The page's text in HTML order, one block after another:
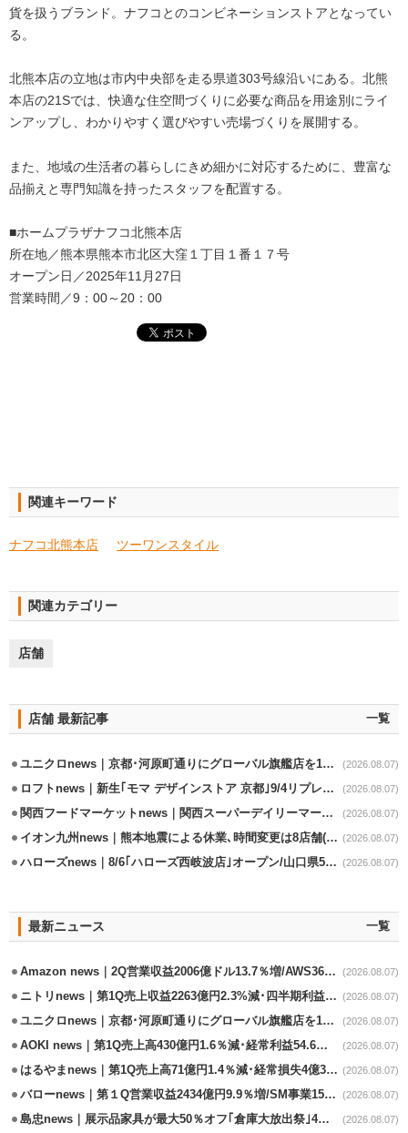
貨を扱うブランド。ナフコとのコンビネーションストアとなってい
る。
北熊本店の立地は市内中央部を走る県道303号線沿いにある。北熊
本店の21Sでは、快適な住空間づくりに必要な商品を用途別にライ
ンアップし、わかりやすく選びやすい売場づくりを展開する。
また、地域の生活者の暮らしにきめ細かに対応するために、豊富な
品揃えと専門知識を持ったスタッフを配置する。
■ホームプラザナフコ北熊本店
所在地／熊本県熊本市北区大窪１丁目１番１７号
オープン日／2025年11月27日
営業時間／9：00～20：00
関連キーワード
ナフコ北熊本店 ツーワンスタイル
関連カテゴリー
店舗
店舗 最新記事 一覧
ユニクロnews｜京都･河原町通りにグローバル旗艦店を11/6開設 (2026.08.07)
ロフトnews｜新生｢モマ デザインストア 京都｣9/4リプレイスオープン (2026.08.07)
関西フードマーケットnews｜関西スーパーデイリーマート蒲生店8/7改装 (2026.08.07)
イオン九州news｜熊本地震による休業､時間変更は8店舗(8/7時点) (2026.08.07)
ハローズnews｜8/6｢ハローズ西岐波店｣オープン/山口県5店舗目 (2026.08.07)
最新ニュース 一覧
Amazon news｜2Q営業収益2006億ドル13.7％増/AWS36.8％％増が貢献 (2026.08.07)
ニトリnews｜第1Q売上収益2263億円2.3%減･四半期利益1.4％減 (2026.08.07)
ユニクロnews｜京都･河原町通りにグローバル旗艦店を11/6開設 (2026.08.07)
AOKI news｜第1Q売上高430億円1.6％減･経常利益54.6％減 (2026.08.07)
はるやまnews｜第1Q売上高71億円1.4％減･経常損失4億3800万円 (2026.08.07)
バローnews｜第１Q営業収益2434億円9.9％増/SM事業15.5％増と絶好調 (2026.08.07)
島忠news｜展示品家具が最大50％オフ｢倉庫大放出祭｣4店舗限定で開催 (2026.08.07)